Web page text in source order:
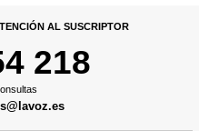
AL SUSCRIPTOR
218